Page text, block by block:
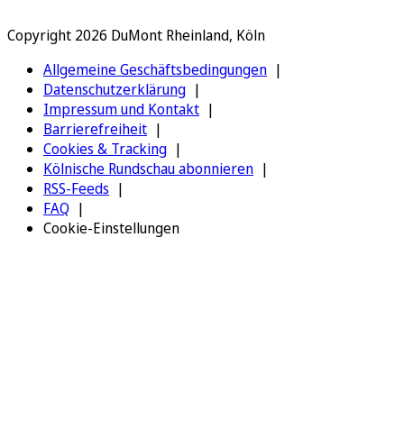
Copyright 2026 DuMont Rheinland, Köln
Allgemeine Geschäftsbedingungen
Datenschutzerklärung
Impressum und Kontakt
Barrierefreiheit
Cookies & Tracking
Kölnische Rundschau abonnieren
RSS-Feeds
FAQ
Cookie-Einstellungen